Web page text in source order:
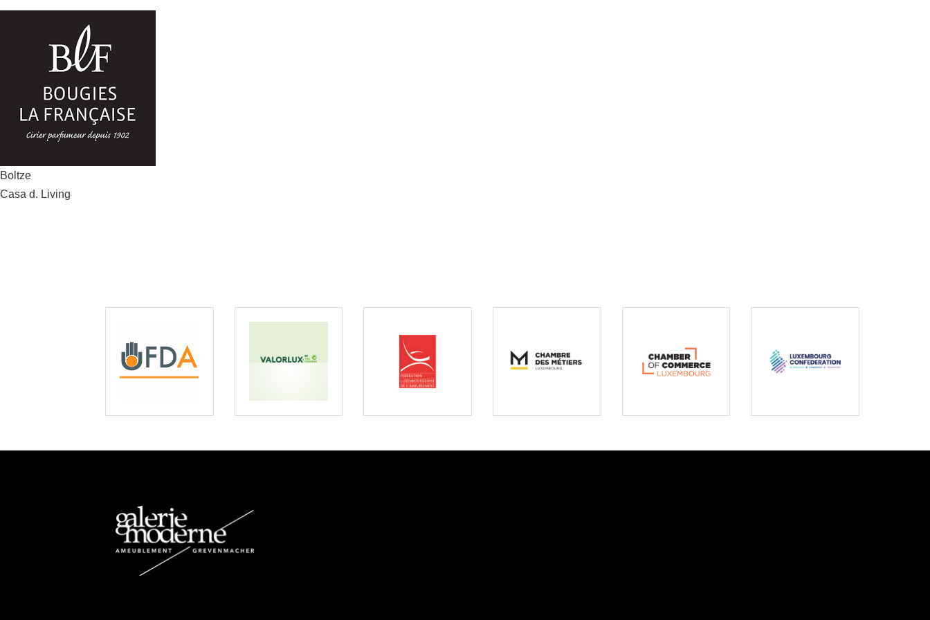
Beitragsnavigation
Boltze
Casa d. Living